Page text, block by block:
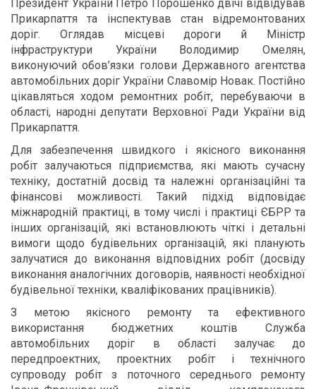
Президент України Петро Порошенко двічі відвідував
Прикарпаття та інспектував стан відремонтованих
доріг. Оглядав місцеві дороги й Міністр
інфраструктури України Володимир Омелян,
виконуючий обов’язки голови Державного агентства
автомобільних доріг України Славомір Новак. Постійно
цікавляться ходом ремонтних робіт, перебуваючи в
області, народні депутати Верховної Ради України від
Прикарпаття.
Для забезпечення швидкого і якісного виконання
робіт залучаються підприємства, які мають сучасну
техніку, достатній досвід та належні організаційні та
фінансові можливості. Такий підхід відповідає
міжнародній практиці, в тому числі і практиці ЄБРР та
інших організацій, які встановлюють чіткі і детальні
вимоги щодо будівельних організацій, які планують
залучатися до виконання відповідних робіт (досвіду
виконання аналогічних договорів, наявності необхідної
будівельної техніки, кваліфікованих працівників).
З метою якісного ремонту та ефективного
використання бюджетних коштів Служба
автомобільних доріг в області залучає до
передпроектних, проектних робіт і технічного
супроводу робіт з поточного середнього ремонту